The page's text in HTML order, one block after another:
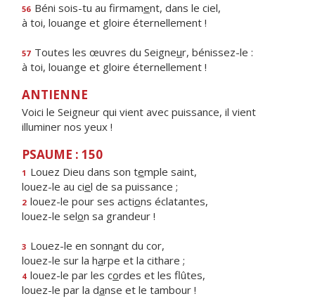
56 Béni sois-tu au firmament, dans le ciel,
à toi, louange et gloire éternellement !
57 Toutes les œuvres du Seigneur, bénissez-le :
à toi, louange et gloire éternellement !
ANTIENNE
Voici le Seigneur qui vient avec puissance, il vient
illuminer nos yeux !
PSAUME : 150
1 Louez Dieu dans son temple saint,
louez-le au ciel de sa puissance ;
2 louez-le pour ses actions éclatantes,
louez-le selon sa grandeur !
3 Louez-le en sonnant du cor,
louez-le sur la harpe et la cithare ;
4 louez-le par les cordes et les flûtes,
louez-le par la danse et le tambour !